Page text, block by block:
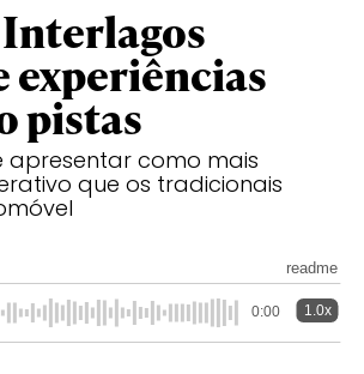
experiências
pistas
apresentar como mais
que os tradicionais
readme
0:00 1.0x